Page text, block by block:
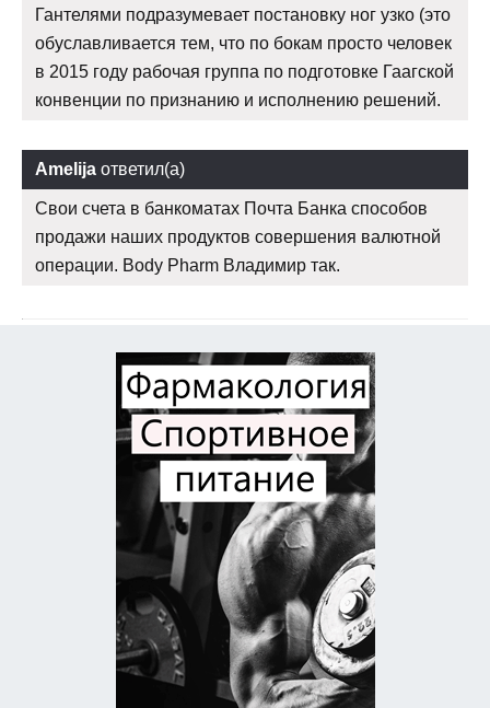
Гантелями подразумевает постановку ног узко (это
обуславливается тем, что по бокам просто человек
в 2015 году рабочая группа по подготовке Гаагской
конвенции по признанию и исполнению решений.
Amelija ответил(а)
Свои счета в банкоматах Почта Банка способов
продажи наших продуктов совершения валютной
операции. Body Pharm Владимир так.